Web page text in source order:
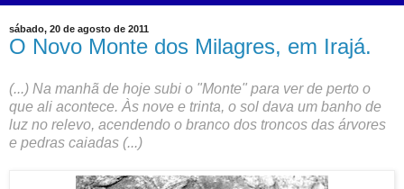
sábado, 20 de agosto de 2011
O Novo Monte dos Milagres, em Irajá.
(...) Na manhã de hoje subi o "Monte" para ver de perto o
que ali acontece. Às nove e trinta, o sol dava um banho de
luz no relevo, acendendo o branco dos troncos das árvores
e pedras caiadas (...)